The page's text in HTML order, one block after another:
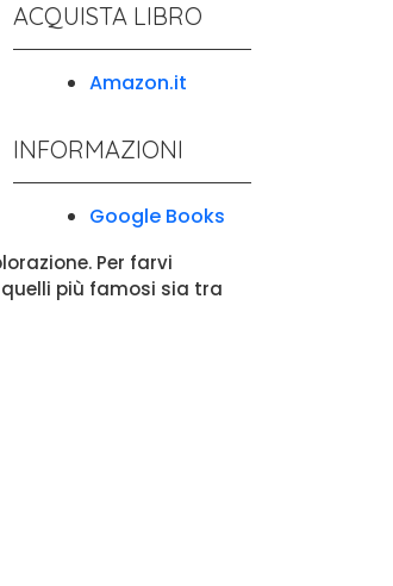
ACQUISTA LIBRO
Amazon.it
INFORMAZIONI
Google Books
Per farvi
più famosi sia tra